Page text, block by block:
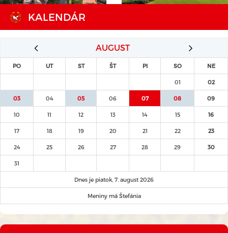
KALENDÁR
AUGUST
PO UT ST ŠT PI SO NE
01 02
03 04 05 06 07 08 09
10 11 12 13 14 15 16
17 18 19 20 21 22 23
24 25 26 27 28 29 30
31
Dnes je piatok, 7. august 2026
Meniny má Štefánia